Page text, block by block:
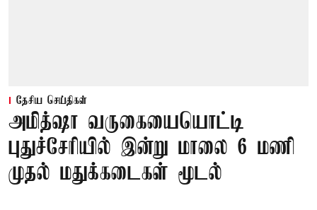
தேசிய செய்திகள்
அமித்ஷா வருகையையொட்டி
புதுச்சேரியில் இன்று மாலை 6 மணி
முதல் மதுக்கடைகள் மூடல்